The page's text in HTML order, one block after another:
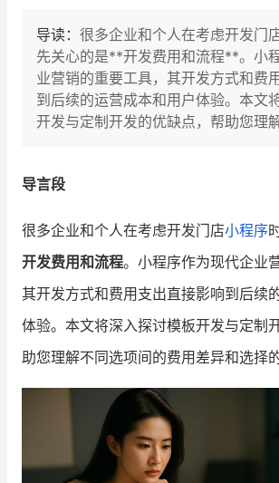
导读： 很多企业和个人在考虑开发门
先关心的是**开发费用和流程**。小
业营销的重要工具，其开发方式和费
到后续的运营成本和用户体验。本文
开发与定制开发的优缺点，帮助您理
导言段
很多企业和个人在考虑开发门店小程序
开发费用和流程。小程序作为现代企业
其开发方式和费用支出直接影响到后续
体验。本文将深入探讨模板开发与定制
助您理解不同选项间的费用差异和选择